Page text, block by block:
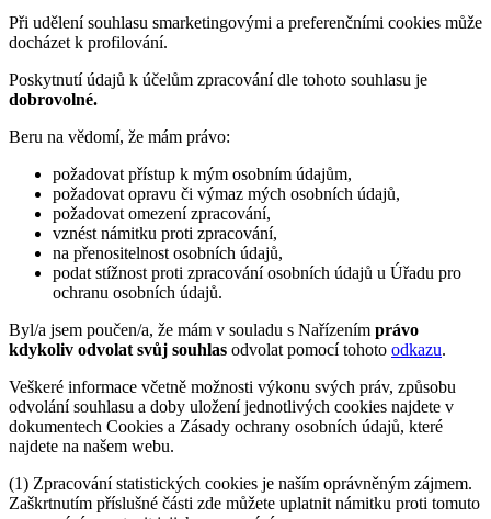
Při udělení souhlasu smarketingovými a preferenčními cookies může
docházet k profilování.
Poskytnutí údajů k účelům zpracování dle tohoto souhlasu je
dobrovolné.
Beru na vědomí, že mám právo:
požadovat přístup k mým osobním údajům,
požadovat opravu či výmaz mých osobních údajů,
požadovat omezení zpracování,
vznést námitku proti zpracování,
na přenositelnost osobních údajů,
podat stížnost proti zpracování osobních údajů u Úřadu pro
ochranu osobních údajů.
Byl/a jsem poučen/a, že mám v souladu s Nařízením právo
kdykoliv odvolat svůj souhlas odvolat pomocí tohoto odkazu.
Veškeré informace včetně možnosti výkonu svých práv, způsobu
odvolání souhlasu a doby uložení jednotlivých cookies najdete v
dokumentech Cookies a Zásady ochrany osobních údajů, které
najdete na našem webu.
(1) Zpracování statistických cookies je naším oprávněným zájmem.
Zaškrtnutím příslušné části zde můžete uplatnit námitku proti tomuto